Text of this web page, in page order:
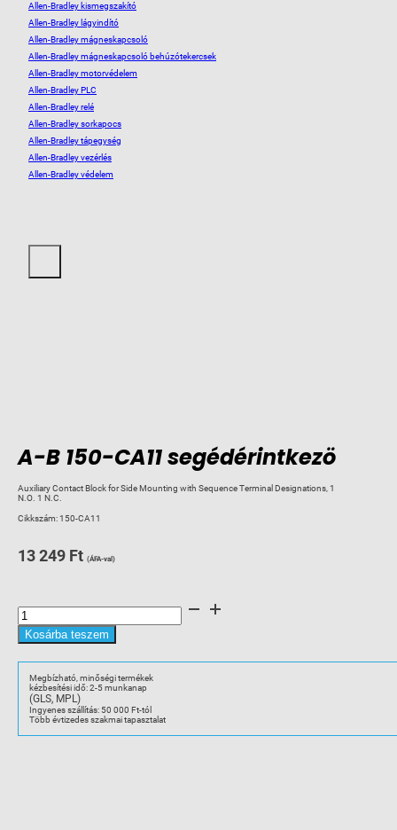
Allen-Bradley kismegszakító
Allen-Bradley lágyindító
Allen-Bradley mágneskapcsoló
Allen-Bradley mágneskapcsoló behúzótekercsek
Allen-Bradley motorvédelem
Allen-Bradley PLC
Allen-Bradley relé
Allen-Bradley sorkapocs
Allen-Bradley tápegység
Allen-Bradley vezérlés
Allen-Bradley védelem
A-B 150-CA11 segédérintkezö
Auxiliary Contact Block for Side Mounting with Sequence Terminal Designations, 1
N.O. 1 N.C.
Cikkszám:150-CA11
13 249 Ft (ÁFA-val)
150-
CA11
segédérintkezö
Kosárba teszem
Megbízható, minőségi termékek
kézbesítési idő: 2-5 munkanap
(GLS, MPL)
Ingyenes szállítás: 50 000 Ft-tól
Több évtizedes szakmai tapasztalat